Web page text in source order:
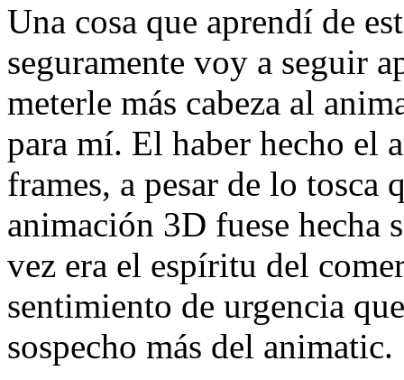
Una cosa que aprendí de
seguramente voy a seguir
meterle más cabeza al
para mí. El haber hecho el
frames, a pesar de lo tosca
animación 3D fuese hecha
vez era el espíritu del
sentimiento de urgencia
sospecho más del animatic.